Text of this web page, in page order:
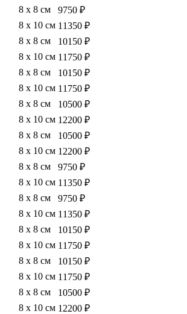
8 х 8 см
9750 ₽
8 х 10 см 11350 ₽
8 х 8 см
10150 ₽
8 х 10 см 11750 ₽
8 х 8 см
10150 ₽
8 х 10 см 11750 ₽
8 х 8 см
10500 ₽
8 х 10 см 12200 ₽
8 х 8 см
10500 ₽
8 х 10 см 12200 ₽
8 х 8 см
9750 ₽
8 х 10 см 11350 ₽
8 х 8 см
9750 ₽
8 х 10 см 11350 ₽
8 х 8 см
10150 ₽
8 х 10 см 11750 ₽
8 х 8 см
10150 ₽
8 х 10 см 11750 ₽
8 х 8 см
10500 ₽
8 х 10 см 12200 ₽